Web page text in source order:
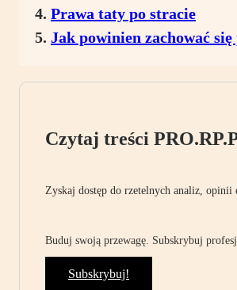
Prawa taty po stracie
Jak powinien zachować się
Czytaj treści
Zyskaj dostęp do rzetelnych analiz, opinii
Buduj swoją przewagę. Subskrybuj
Subskrybuj!